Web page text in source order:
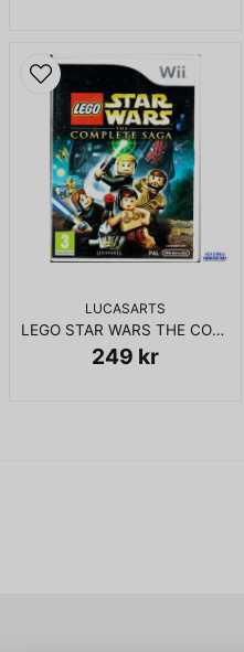
LUCASARTS
LEGO STAR WARS THE COMPLETE SAGA WII
249 kr